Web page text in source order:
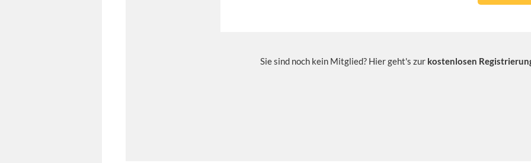
Sie sind noch kein Mitglied? Hier geht's zur kostenlosen